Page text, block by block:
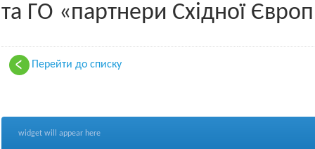
та ГО «партнери Східної
Перейти до списку
widget will appear here